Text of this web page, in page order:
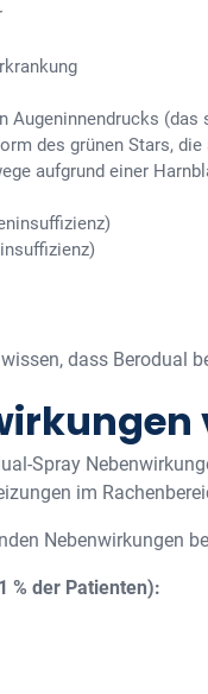
des grünen Stars,
aufgrund einer
dass Berodual
Spray
im
Nebenwirkungen
% der Patienten):